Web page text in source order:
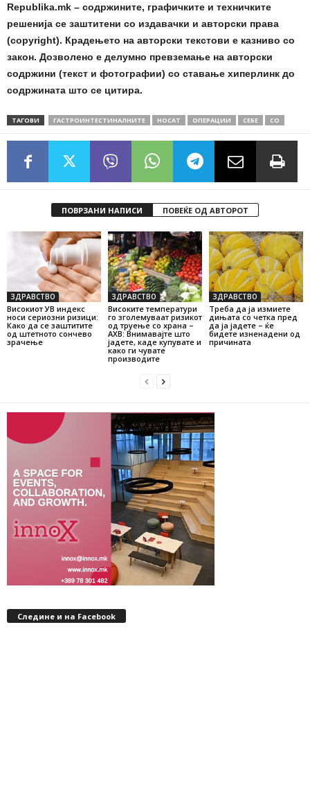
Republika.mk – содржините, графичките и техничките
решенија се заштитени со издавачки и авторски права
(copyright). Крадењето на авторски текстови е казниво со
закон. Дозволено е делумно превземање на авторски
содржини (текст и фотографии) со ставање хиперлинк до
содржината што се цитира.
ТАГОВИ ГАСТРОИНТЕСТИНАЛНИТЕ НОСАТ ОПЕРАЦИИ СЕБЕ СО
ПОВРЗАНИ НАПИСИ ПОВЕЌЕ ОД АВТОРОТ
ЗДРАВСТВО
Високиот УВ индекс
носи сериозни ризици:
Како да се заштитите
од штетното сончево
зрачење
ЗДРАВСТВО
Високите температури
го зголемуваат ризикот
од труење со храна –
АХВ: Внимавајте што
јадете, каде купувате и
како ги чувате
производите
ЗДРАВСТВО
Треба да ја измиете
дињата со четка пред
да ја јадете – ќе
бидете изненадени од
причината
Следине и на Facebook